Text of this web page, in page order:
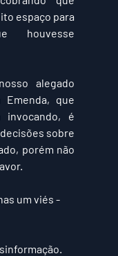
espaço para
houvesse
alegado
que
invocando, é
sobre
porém não
um viés -